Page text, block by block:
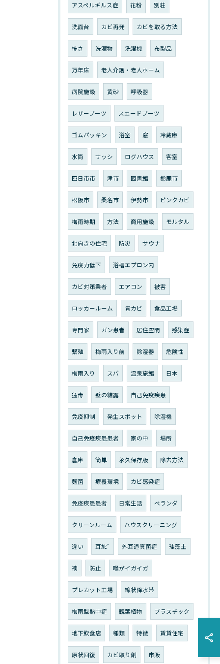
アスペルギルス症 花粉 別荘
洗面台 カビ再発 カビを取る方法
怖さ 洗濯物 洗濯機 布製品
万年床 老人介護・老人ホーム
病院施設 黄砂 呼吸器
レザーブーツ スエードブーツ
ゴムパッキン 浴室 窓 冷蔵庫
水筒 サッシ ログハウス 客室
四日市市 津市 図書館 鈴鹿市
松阪市 桑名市 伊勢市 ピンクカビ
梅雨時期 方法 商用施設 モルタル
北向きの住宅 防災 サウナ
免疫力低下 浴槽エプロン内
カビ対策業者 エアコン 被害
ロッカールーム 青カビ 食品工場
専門家 ガン患者 居住空間 感染症
繫殖 梅雨入り前 除湿器 危険性
梅雨入り スパ 温泉旅館 日本
猛毒 壁の結露 自己免疫疾患
免疫抑制 発生スポット 除湿機
自己免疫疾患患者 家の中 場所
倉庫 簡単 永久保存版 除去方法
麴菌 療養環境 カビ感染症
免疫疾患患者 日常生活 ベランダ
クリーンルーム ハウスクリーニング
違い 耳ｶﾋﾞ 外耳道真菌症 珪藻土
襖 防止 喉がイガイガ
プレカット工場 線状降水帯
梅雨型熱中症 観葉植物 プラスチック
地下飲食店 種類 特徴 賃貸住宅
原状回復 カビ取り剤 市販